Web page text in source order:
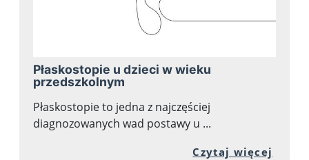
Płaskostopie u dzieci w wieku
przedszkolnym
Płaskostopie to jedna z najczęściej
diagnozowanych wad postawy u ...
Czytaj więcej